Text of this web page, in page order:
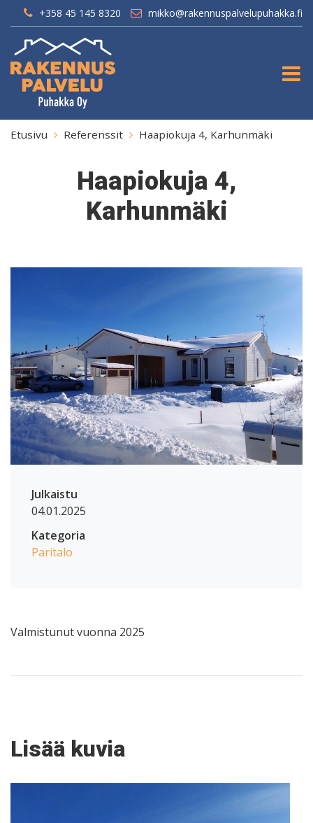
+358 45 145 8320 mikko@rakennuspalvelupuhakka.fi
Change Language
FI
Email
Password
Email
Password
Etusivu Referenssit Haapiokuja 4, Karhunmäki
Haapiokuja 4,
Karhunmäki
Julkaistu
04.01.2025
Kategoria
Paritalo
Valmistunut vuonna 2025
Lisää kuvia